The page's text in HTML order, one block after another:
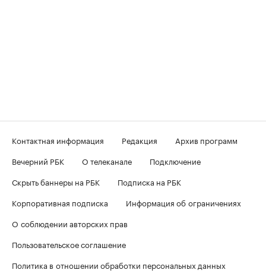
Контактная информация Редакция
Архив программ
Вечерний РБК
О телеканале
Подключение
Скрыть баннеры на РБК
Подписка на РБК
Корпоративная подписка
Информация об ограничениях
О соблюдении авторских прав
Пользовательское соглашение
Политика в отношении обработки персональных данных